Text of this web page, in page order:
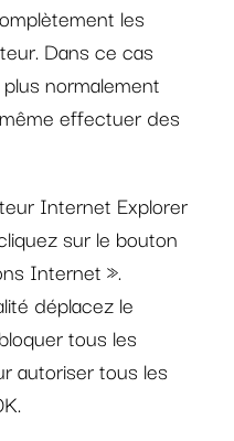
les
Dans ce cas
normalement
effectuer des
Internet Explorer
sur le bouton
Internet ».
déplacez le
tous les
autoriser tous les